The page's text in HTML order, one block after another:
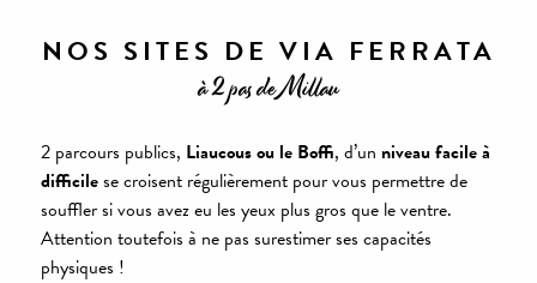
NOS SITES DE VIA FERRATA
à 2 pas de Millau
2 parcours publics, Liaucous ou le Boffi, d’un niveau facile à
difficilese croisent régulièrement pour vous permettre de
souffler si vous avez eu les yeux plus gros que le ventre.
Attention toutefois à ne pas surestimer ses capacités
physiques !